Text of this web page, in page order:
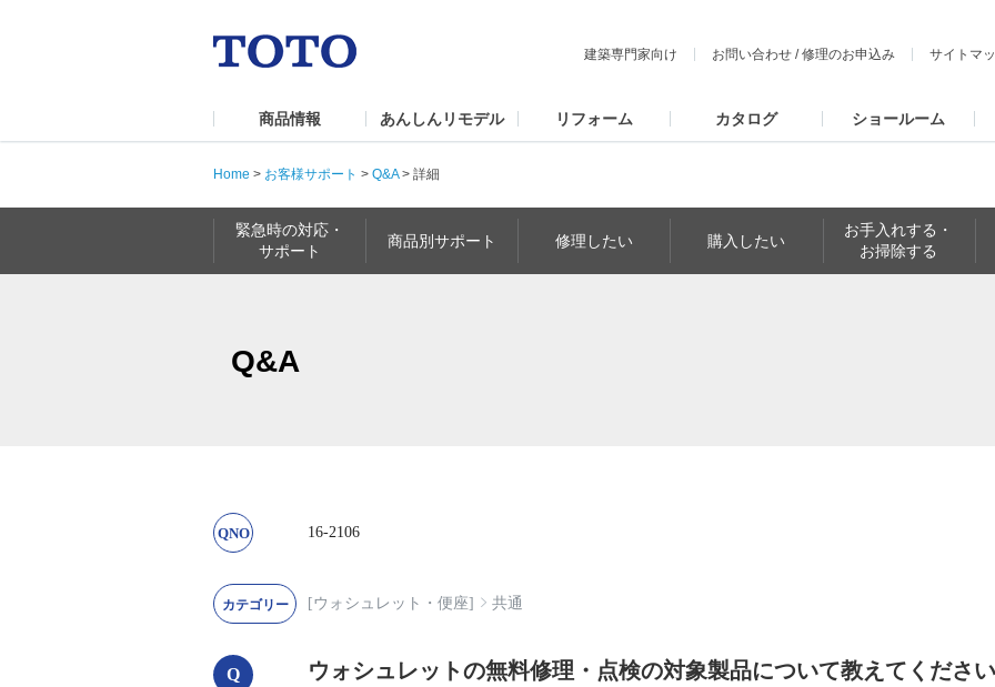
建築専門家向け お問い合わせ /修理のお申込み サイトマ
商品情報 あんしんリモデル リフォーム カタログ ショールーム
Home > お客様サポート > Q&A> 詳細
緊急時の対応・
サポート
商品別サポート 修理したい 購入したい
お手入れする・
お掃除する
Q&A
16-2106
[ウォシュレット・便座] 共通
ウォシュレットの無料修理・点検の対象製品について教えてください